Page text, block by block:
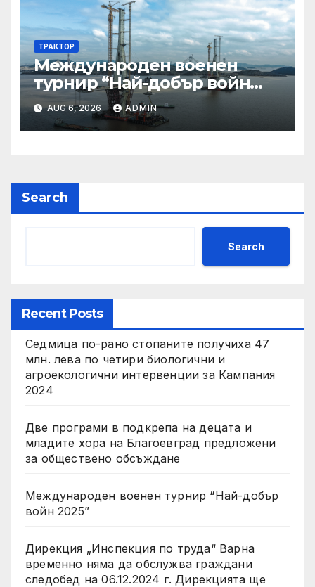
ТРАКТОР
Международен военен
турнир “Най-добър войн
2025”
AUG 6, 2026 ADMIN
Search
Search
Recent Posts
Седмица по-рано стопаните получиха 47
млн. лева по четири биологични и
агроекологични интервенции за Кампания
2024
Две програми в подкрепа на децата и
младите хора на Благоевград предложени
за обществено обсъждане
Международен военен турнир “Най-добър
войн 2025”
Дирекция „Инспекция по труда“ Варна
временно няма да обслужва граждани
следобед на 06.12.2024 г. Дирекцията ще